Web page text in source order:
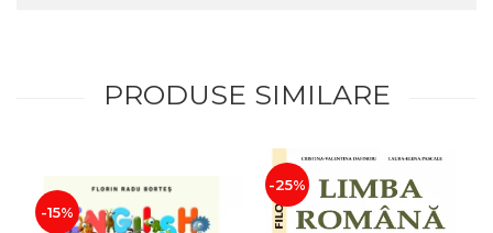
PRODUSE SIMILARE
-15%
-25%